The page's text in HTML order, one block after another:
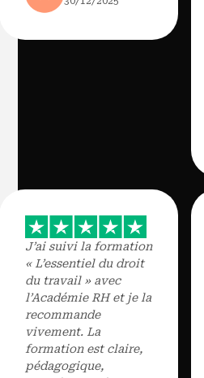
J’ai suivi la formation
« L’essentiel du droit
du travail » avec
l’Académie RH et je la
recommande
vivement. La
formation est claire,
pédagogique,